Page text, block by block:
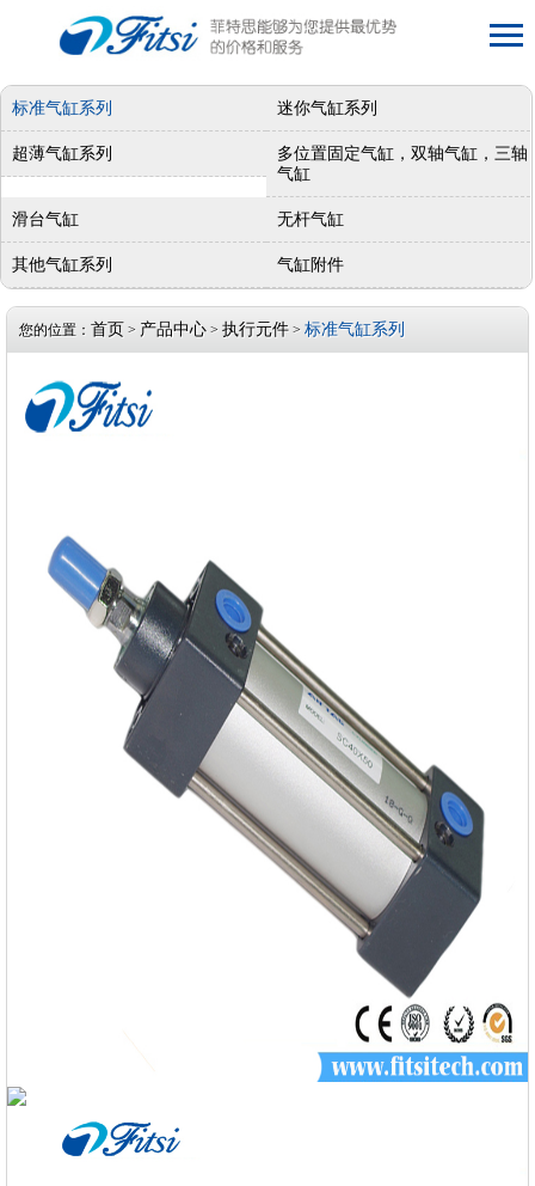
标准气缸系列 迷你气缸系列
超薄气缸系列
多位置固定气缸，双轴气缸，三轴
气缸
滑台气缸 无杆气缸
其他气缸系列 气缸附件
您的位置： 首页 > 产品中心 > 执行元件 > 标准气缸系列